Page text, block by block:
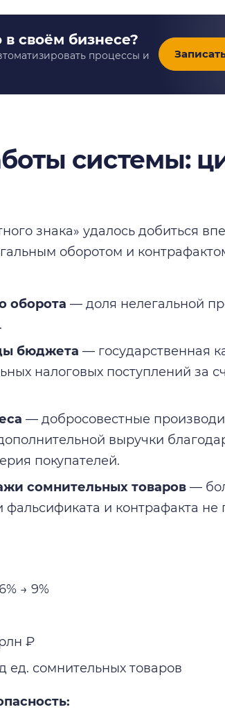
своём бизнесе?
процессы и
системы:
знака» удалось добиться
оборотом и
оборота — доля нелегальной
бюджета — государственная
налоговых поступлений за
— добросовестные
выручки
покупателей.
сомнительных товаров —
и контрафакта не
→ 9%
₽
ед. сомнительных товаров